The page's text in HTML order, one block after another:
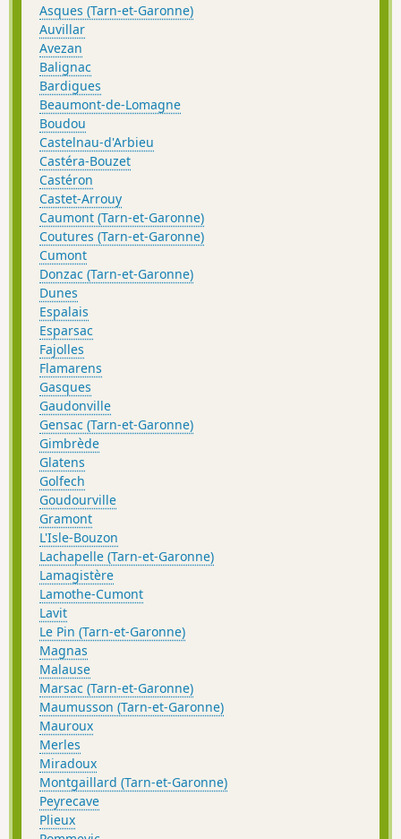
Asques (Tarn-et-Garonne)
Auvillar
Avezan
Balignac
Bardigues
Beaumont-de-Lomagne
Boudou
Castelnau-d'Arbieu
Castéra-Bouzet
Castéron
Castet-Arrouy
Caumont (Tarn-et-Garonne)
Coutures (Tarn-et-Garonne)
Cumont
Donzac (Tarn-et-Garonne)
Dunes
Espalais
Esparsac
Fajolles
Flamarens
Gasques
Gaudonville
Gensac (Tarn-et-Garonne)
Gimbrède
Glatens
Golfech
Goudourville
Gramont
L'Isle-Bouzon
Lachapelle (Tarn-et-Garonne)
Lamagistère
Lamothe-Cumont
Lavit
Le Pin (Tarn-et-Garonne)
Magnas
Malause
Marsac (Tarn-et-Garonne)
Maumusson (Tarn-et-Garonne)
Mauroux
Merles
Miradoux
Montgaillard (Tarn-et-Garonne)
Peyrecave
Plieux